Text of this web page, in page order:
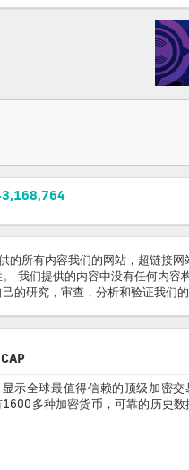
的所有内容我们的网站，超链接
我们提供的内容中没有任何内
的研究，审查，分析和验证我们
示全球最值得信赖的顶级加密
多种加密货币，可靠的历史